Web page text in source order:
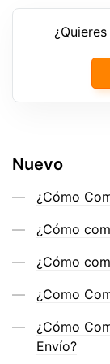
Nuevo
¿Cómo
¿Cómo
¿Cómo
¿Como
¿Cómo
Envío?